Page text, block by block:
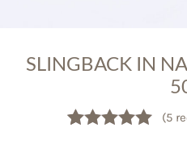
SLINGBACK IN
(5